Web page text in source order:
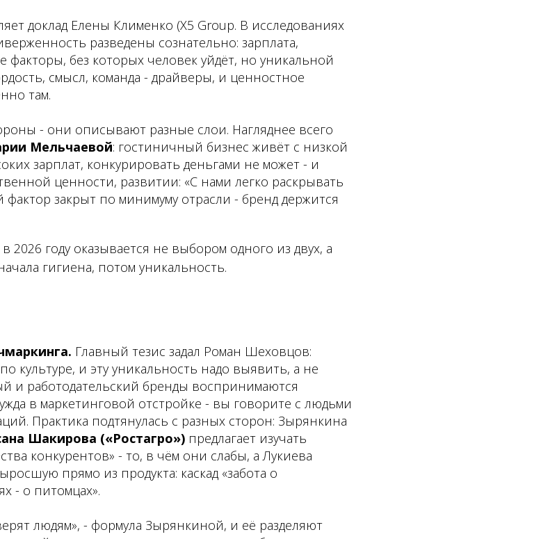
доклад Елены Клименко (X5 Group. В исследованиях
разведены сознательно: зарплата,
факторы, без которых человек уйдёт, но уникальной
смысл, команда - драйверы, и ценностное
там.
- они описывают разные слои. Нагляднее всего
Мельчаевой: гостиничный бизнес живёт с низкой
зарплат, конкурировать деньгами не может - и
ценности, развитии: «С нами легко раскрывать
закрыт по минимуму отрасли - бренд держится
2026 году оказывается не выбором одного из двух, а
гигиена, потом уникальность.
Главный тезис задал Роман Шеховцов:
культуре, и эту уникальность надо выявить, а не
и работодательский бренды воспринимаются
в маркетинговой отстройке - вы говорите с людьми
Практика подтянулась с разных сторон: Зырянкина
Шакирова («Ростагро») предлагает изучать
конкурентов» - то, в чём они слабы, а Лукиева
прямо из продукта: каскад «забота о
- о питомцах».
людям», - формула Зырянкиной, и её разделяют